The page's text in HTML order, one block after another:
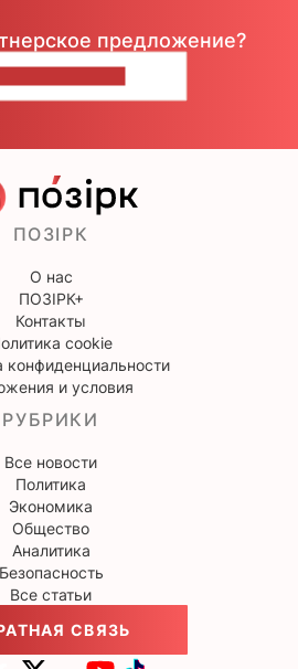
предложение?
ПОЗІРК
О нас
ПОЗІРК+
Контакты
cookie
конфиденциальности
и условия
РУБРИКИ
Все новости
Политика
Экономика
Общество
Аналитика
Безопасность
Все статьи
СВЯЗЬ